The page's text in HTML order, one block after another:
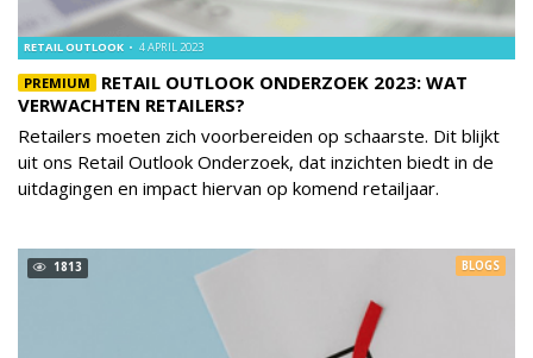
PREMIUM
RETAIL OUTLOOK ONDERZOEK 2023: WAT
VERWACHTEN RETAILERS?
RETAIL OUTLOOK 4 APRIL 2023
Retailers moeten zich voorbereiden op schaarste. Dit blijkt
uit ons Retail Outlook Onderzoek, dat inzichten biedt in de
uitdagingen en impact hiervan op komend retailjaar.
1813 BLOGS